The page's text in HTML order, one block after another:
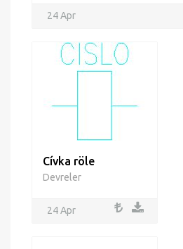
24 Apr
Cívka röle
Devreler
24 Apr